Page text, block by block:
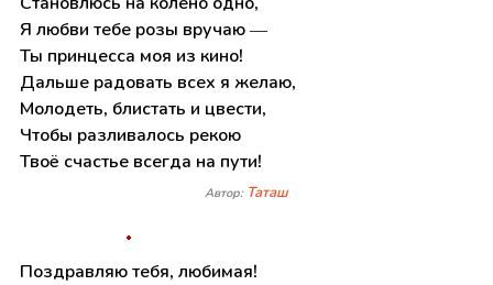
Я любви тебе розы вручаю —
Ты принцесса моя из кино!
Дальше радовать всех я желаю,
Молодеть, блистать и цвести,
Чтобы разливалось рекою
Твоё счастье всегда на пути!
Автор: Таташ
Поздравляю тебя, любимая!